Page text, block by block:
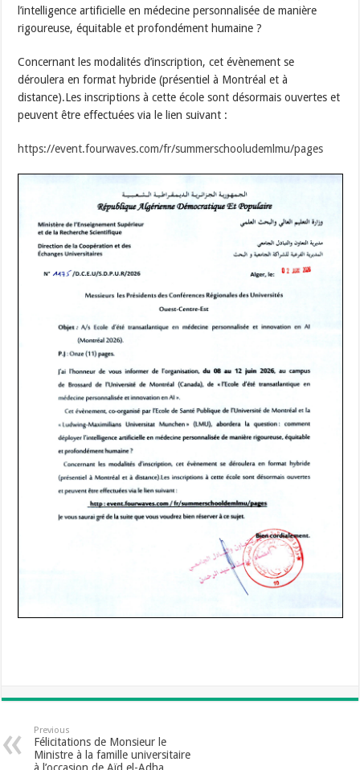
l’intelligence artificielle en médecine personnalisée de manière
rigoureuse, équitable et profondément humaine ?
Concernant les modalités d’inscription, cet évènement se
déroulera en format hybride (présentiel à Montréal et à
distance).Les inscriptions à cette école sont désormais ouvertes et
peuvent être effectuées via le lien suivant :
https://event.fourwaves.com/fr/summerschooludemlmu/pages
Previous
Félicitations de Monsieur le
Ministre à la famille universitaire